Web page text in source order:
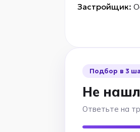
Застройщик:
Подбор в 3
Не
Ответьте на